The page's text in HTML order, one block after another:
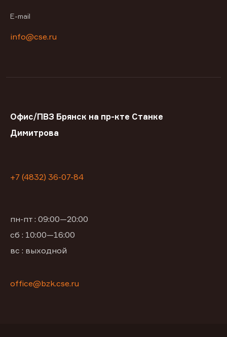
E-mail
info@cse.ru
Офис/ПВЗ Брянск на пр-кте Станке
Димитрова
+7 (4832) 36-07-84
пн-пт : 09:00—20:00
сб : 10:00—16:00
вс : выходной
office@bzk.cse.ru